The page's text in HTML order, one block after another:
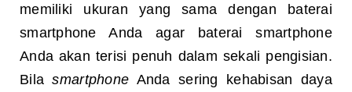
memiliki ukuran yang sama dengan baterai
smartphone Anda agar baterai smartphone
Anda akan terisi penuh dalam sekali pengisian.
Bilasmartphone Anda sering kehabisan daya